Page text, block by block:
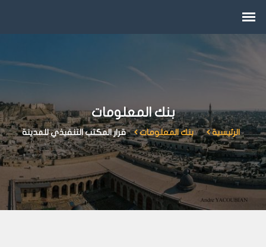
بنك المعلومات
الرئيسية بنك المعلومات قرار المكتب التنفيذي للمدينة